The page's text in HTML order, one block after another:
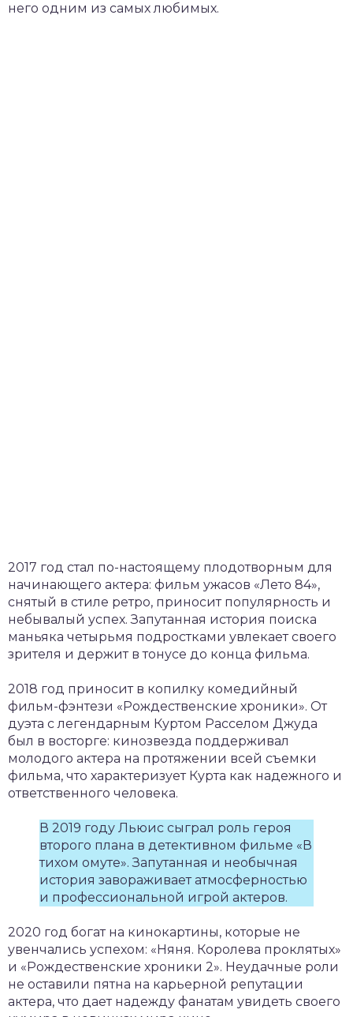
него одним из самых любимых.
2017 год стал по-настоящему плодотворным для
начинающего актера: фильм ужасов «Лето 84»,
снятый в стиле ретро, приносит популярность и
небывалый успех. Запутанная история поиска
маньяка четырьмя подростками увлекает своего
зрителя и держит в тонусе до конца фильма.
2018 год приносит в копилку комедийный
фильм-фэнтези «Рождественские хроники». От
дуэта с легендарным Куртом Расселом Джуда
был в восторге: кинозвезда поддерживал
молодого актера на протяжении всей съемки
фильма, что характеризует Курта как надежного и
ответственного человека.
В 2019 году Льюис сыграл роль героя
второго плана в детективном фильме «В
тихом омуте». Запутанная и необычная
история завораживает атмосферностью
и профессиональной игрой актеров.
2020 год богат на кинокартины, которые не
увенчались успехом: «Няня. Королева проклятых»
и «Рождественские хроники 2». Неудачные роли
не оставили пятна на карьерной репутации
актера, что дает надежду фанатам увидеть своего